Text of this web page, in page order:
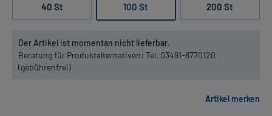
40 St 100 St 200 St
Der Artikel ist momentan nicht lieferbar.
Beratung für Produktalternativen: Tel. 03491-8770120
(gebührenfrei)